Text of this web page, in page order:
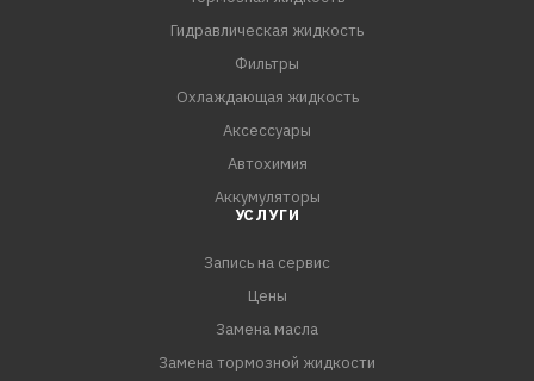
- Содержит модифицированный силикон, который
дополнительно защищает обработанные поверхности.
- Гарантированно безопасен для лакокрасочного
- Удобен в использовании: легко смывается водо
Гидравлическая жидкость
Фильтры
Охлаждающая жидкость
Аксессуары
Автохимия
Аккумуляторы
УСЛУГИ
Запись на сервис
Цены
Замена масла
Замена тормозной жидкости